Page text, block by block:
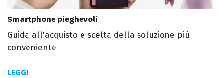
Smartphone pieghevoli
Guida all'acquisto e scelta della soluzione più
conveniente
LEGGI